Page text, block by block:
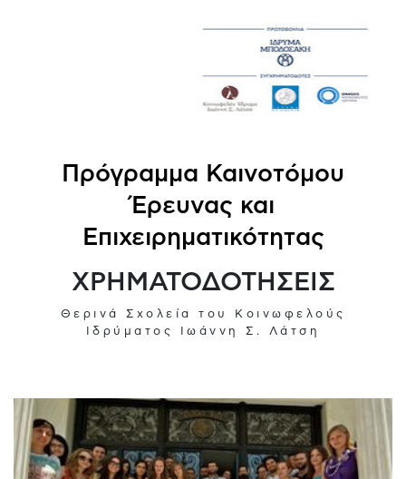
Πρόγραμμα Καινοτόμου
Έρευνας και
Επιχειρηματικότητας
ΧΡΗΜΑΤΟΔΟΤΗΣΕΙΣ
Θερινά Σχολεία του Κοινωφελούς
Ιδρύματος Ιωάννη Σ. Λάτση